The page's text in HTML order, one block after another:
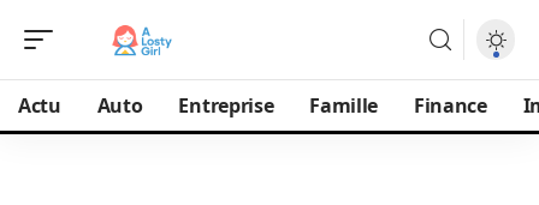
Actu Auto Entreprise Famille Finance